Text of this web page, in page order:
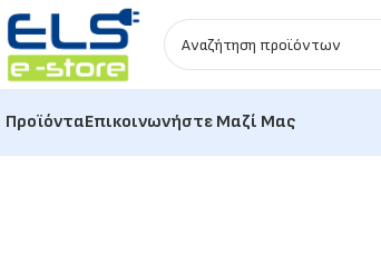
ΠροϊόνταΕπικοινωνήστε Μαζί Μας